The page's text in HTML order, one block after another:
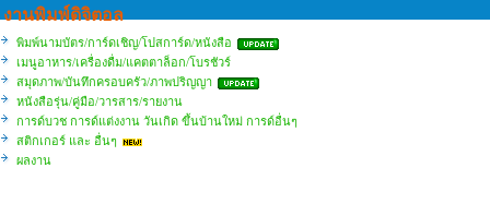
งานพิมพ์ดิจิตอล
พิมพ์นามบัตร/การ์ดเชิญ/โปสการ์ด/หนังสือ
เมนูอาหาร/เครื่องดื่ม/แคตตาล็อก/โบรชัวร์
สมุดภาพ/บันทึกครอบครัว/ภาพปริญญา
หนังสือรุ่น/คู่มือ/วารสาร/รายงาน
การด์บวช การด์แต่งงาน วันเกิด ขึ้นบ้านใหม่ การด์อื่นๆ
สติกเกอร์ และ อื่นๆ
ผลงาน